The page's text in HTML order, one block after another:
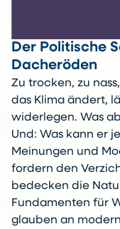
Der Politische
Dacheröden
Zu trocken, zu
das Klima ändert,
widerlegen. Was
Und: Was kann er
Meinungen und
fordern den
bedecken die
Fundamenten für
glauben an